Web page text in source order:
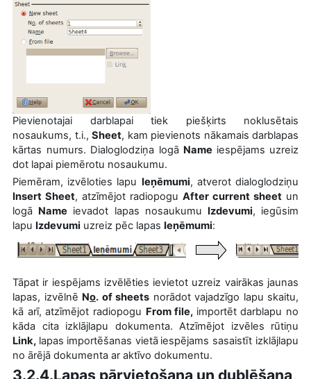
Pievienotajai darblapai tiek piešķirts noklusētais
nosaukums, t.i., Sheet, kam pievienots nākamais darblapas
kārtas numurs. Dialoglodziņa logā Name iespējams uzreiz
dot lapai piemērotu nosaukumu.
Piemēram, izvēloties lapu Ieņēmumi, atverot dialoglodziņu
Insert Sheet, atzīmējot radiopogu After current sheet un
logā Name ievadot lapas nosaukumu Izdevumi, iegūsim
lapu Izdevumi uzreiz pēc lapas Ieņēmumi:
Tāpat ir iespējams izvēlēties ievietot uzreiz vairākas jaunas
lapas, izvēlnē No. of sheets norādot vajadzīgo lapu skaitu,
kā arī, atzīmējot radiopogu From file, importēt darblapu no
kāda cita izklājlapu dokumenta. Atzīmējot izvēles rūtiņu
Link, lapas importēšanas vietā iespējams sasaistīt izklājlapu
no ārējā dokumenta ar aktīvo dokumentu.
3.2.4.Lapas pārvietošana un dublēšana,